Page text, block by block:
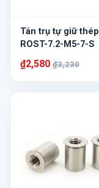
Tán trụ tự giữ thép
ROST-7.2-M5-7-S
₫2,580 ₫3,230